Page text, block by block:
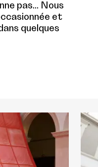
pas... Nous
et
quelques